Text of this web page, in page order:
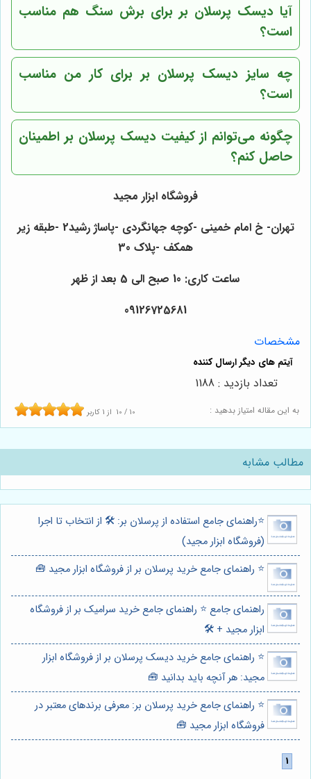
آیا دیسک پرسلان بر برای برش سنگ هم مناسب
است؟
چه سایز دیسک پرسلان بر برای کار من مناسب
است؟
چگونه می‌توانم از کیفیت دیسک پرسلان بر اطمینان
حاصل کنم؟
فروشگاه ابزار مجید
تهران- خ امام خمینی -کوچه جهانگردی -پاساژ رشید2 -طبقه زیر
همکف -پلاک 30
ساعت کاری: 10 صبح الی 5 بعد از ظهر
09126725681
مشخصات
به این مقاله امتیاز بدهید : 10 / 10 از 1 کاربر
تعداد بازدید : 1188
مطالب مشابه
⭐️راهنمای جامع استفاده از پرسلان بر: 🛠️ از انتخاب تا اجرا
(فروشگاه ابزار مجید)
⭐️ راهنمای جامع خرید پرسلان بر از فروشگاه ابزار مجید 🧰
راهنمای جامع ⭐️ راهنمای جامع خرید سرامیک بر از فروشگاه
ابزار مجید + 🛠️
⭐️ راهنمای جامع خرید دیسک پرسلان بر از فروشگاه ابزار
مجید: هر آنچه باید بدانید 🧰
⭐️ راهنمای جامع خرید پرسلان بر: معرفی برندهای معتبر در
فروشگاه ابزار مجید 🧰